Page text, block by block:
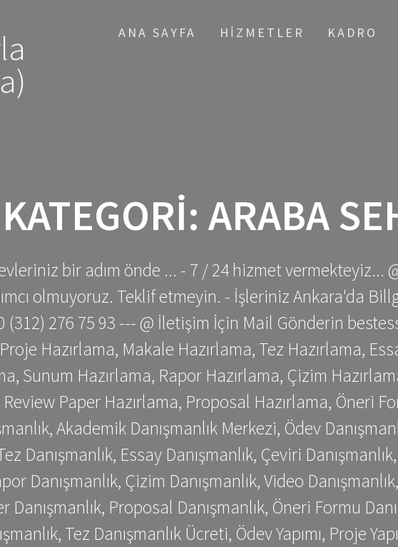
ANA SAYFA HIZMETLER KADRO
KATEGORI: ARABA
bir adım önde ... - 7 / 24 hizmet vermekteyiz...
olmuyoruz. Teklif etmeyin. - İşleriniz Ankara'da
(312) 276 75 93 --- @ İletişim İçin Mail Gönderin
Hazırlama, Makale Hazırlama, Tez Hazırlama,
Sunum Hazırlama, Rapor Hazırlama, Çizim
Paper Hazırlama, Proposal Hazırlama, Öneri
Akademik Danışmanlık Merkezi, Ödev
Danışmanlık, Essay Danışmanlık, Çeviri
Danışmanlık, Çizim Danışmanlık, Video
Danışmanlık, Proposal Danışmanlık, Öneri Formu
Tez Danışmanlık Ücreti, Ödev Yapımı, Proje